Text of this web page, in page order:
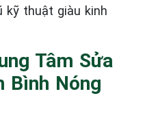
kỹ thuật giàu kinh
Tâm Sửa
Bình Nóng